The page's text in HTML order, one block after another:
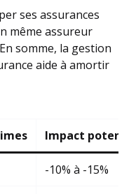
ses assurances
même assureur
somme, la gestion
aide à amortir
Impact
-10% à -15%